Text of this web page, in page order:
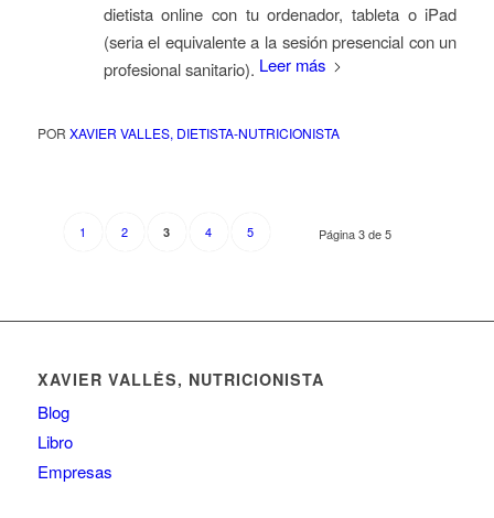
dietista online con tu ordenador, tableta o iPad
(seria el equivalente a la sesión presencial con un
profesional sanitario). Leer más
POR XAVIER VALLES, DIETISTA-NUTRICIONISTA
Página 3 de 5
1 2 3 4 5
XAVIER VALLÉS, NUTRICIONISTA
Blog
Libro
Empresas